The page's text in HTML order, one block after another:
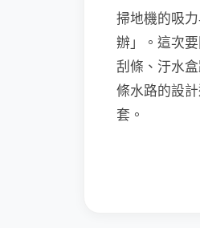
掃地機的吸
辦」。這次
刮條、汙水
條水路的設
套。